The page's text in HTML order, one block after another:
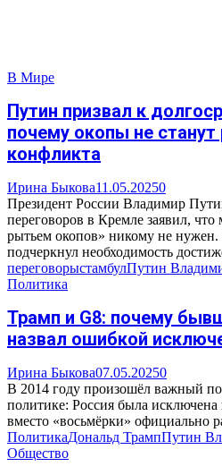
В Мире
Путин призвал к
почему окопы не
конфликта
Ирина Быкова11.05.20250
Президент России Владимир
переговоров в Кремле заявил,
рытьем окопов» никому не нужен.
подчеркнул необходимость
переговорыстамбулПутин
Политика
Трамп и G8: почему
назвал ошибкой
Ирина Быкова07.05.20250
В 2014 году произошёл важный
политике: Россия была исключена
вместо «восьмёрки» официально
ПолитикаДональд ТрампПутин
Общество